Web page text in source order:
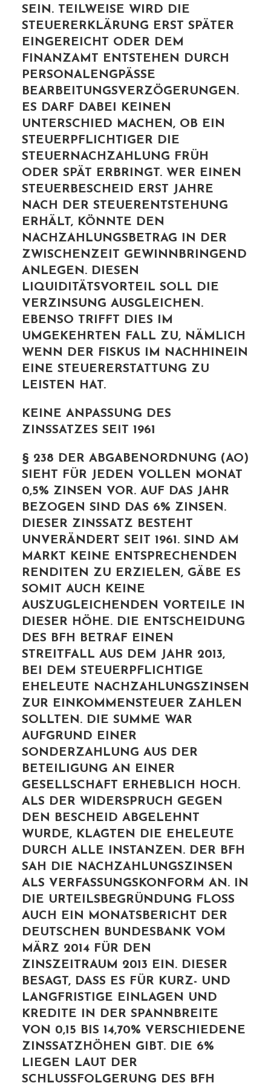
N. TEILWEISE WIRD DIE STE
UERERKLÄRUNG ERST SPÄTER EIN
GEREICHT ODER DEM FIN
ANZAMT ENTSTEHEN DURCH PER
SONALENGPÄSSE BEA
RBEITUNGSVERZÖGERUNGEN. ES
DARF DABEI KEINEN UNT
ERSCHIED MACHEN, OB EIN STE
UERPFLICHTIGER DIE STE
UERNACHZAHLUNG FRÜH ODE
R SPÄT ERBRINGT. WER EINEN STE
UERBESCHEID ERST JAHRE NAC
H DER STEUERENTSTEHUNG ERH
ÄLT, KÖNNTE DEN NAC
HZAHLUNGSBETRAG IN DER ZWI
SCHENZEIT GEWINNBRINGEND ANL
EGEN. DIESEN LIQ
UIDITÄTSVORTEIL SOLL DIE VER
ZINSUNG AUSGLEICHEN. EBE
NSO TRIFFT DIES IM UMG
EKEHRTEN FALL ZU, NÄMLICH WEN
N DER FISKUS IM NACHHINEIN EIN
E STEUERERSTATTUNG ZU LEI
STEN HAT.
KEINE ANPASSUNG DES
ZINSSATZES SEIT 1961
§ 238 DER ABGABENORDNUNG (AO)
SIEHT FÜR JEDEN VOLLEN MONAT
0,5% ZINSEN VOR. AUF DAS JAHR
BEZOGEN SIND DAS 6% ZINSEN.
DIESER ZINSSATZ BESTEHT
UNVERÄNDERT SEIT 1961. SIND AM
MARKT KEINE ENTSPRECHENDEN
RENDITEN ZU ERZIELEN, GÄBE ES
SOMIT AUCH KEINE
AUSZUGLEICHENDEN VORTEILE IN
DIESER HÖHE. DIE ENTSCHEIDUNG
DES BFH BETRAF EINEN
STREITFALL AUS DEM JAHR 2013,
BEI DEM STEUERPFLICHTIGE
EHELEUTE NACHZAHLUNGSZINSEN
ZUR EINKOMMENSTEUER ZAHLEN
SOLLTEN. DIE SUMME WAR
AUFGRUND EINER
SONDERZAHLUNG AUS DER
BETEILIGUNG AN EINER
GESELLSCHAFT ERHEBLICH HOCH.
ALS DER WIDERSPRUCH GEGEN
DEN BESCHEID ABGELEHNT
WURDE, KLAGTEN DIE EHELEUTE
DURCH ALLE INSTANZEN. DER BFH
SAH DIE NACHZAHLUNGSZINSEN
ALS VERFASSUNGSKONFORM AN. IN
DIE URTEILSBEGRÜNDUNG FLOSS
AUCH EIN MONATSBERICHT DER
DEUTSCHEN BUNDESBANK VOM
MÄRZ 2014 FÜR DEN
ZINSZEITRAUM 2013 EIN. DIESER
BESAGT, DASS ES FÜR KURZ- UND
LANGFRISTIGE EINLAGEN UND
KREDITE IN DER SPANNBREITE
VON 0,15 BIS 14,70% VERSCHIEDENE
ZINSSATZHÖHEN GIBT. DIE 6%
LIEGEN LAUT DER
SCHLUSSFOLGERUNG DES BFH